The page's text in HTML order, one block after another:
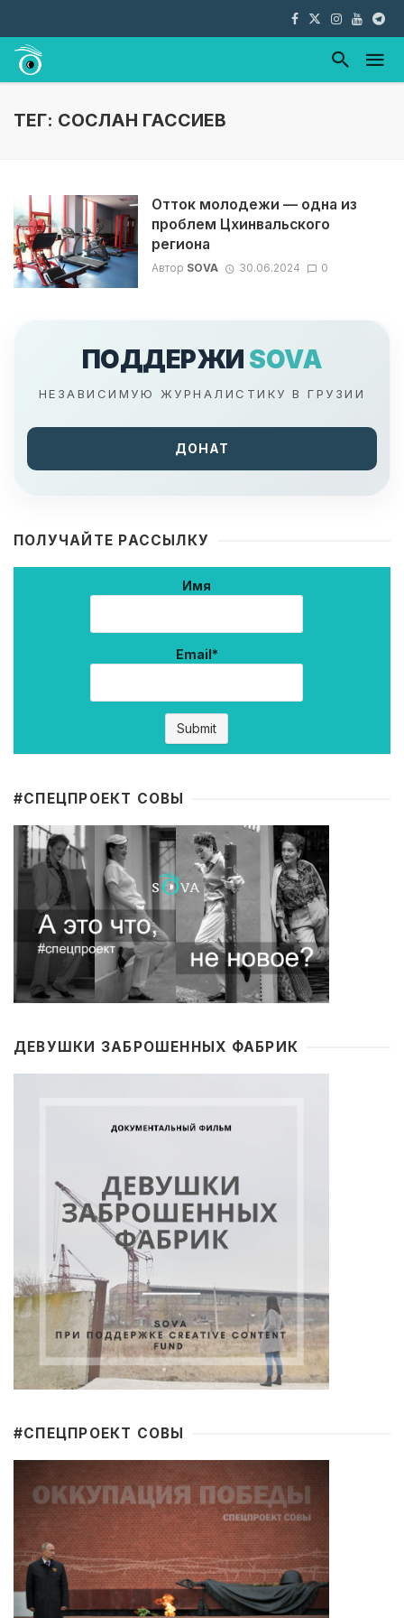
ТЕГ: СОСЛАН ГАССИЕВ
Отток молодежи — одна из
проблем Цхинвальского
региона
Автор SOVA 30.06.2024 0
ПОДДЕРЖИ SOVA
НЕЗАВИСИМУЮ ЖУРНАЛИСТИКУ В ГРУЗИИ
ДОНАТ
ПОЛУЧАЙТЕ РАССЫЛКУ
Имя
Email*
#CПЕЦПРОЕКТ СОВЫ
ДЕВУШКИ ЗАБРОШЕННЫХ ФАБРИК
#CПЕЦПРОЕКТ СОВЫ